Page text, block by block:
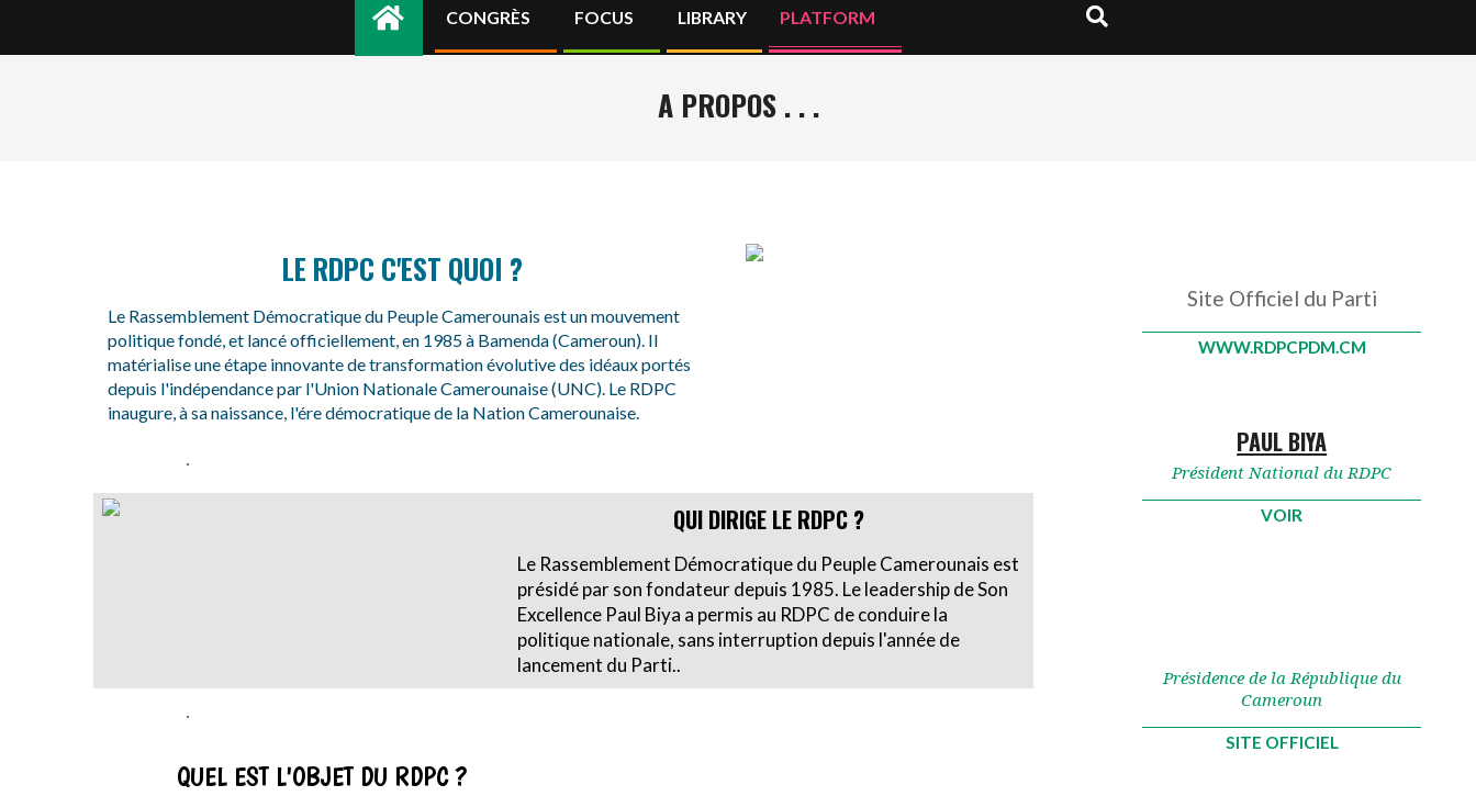
Primary
Navigation
CONGRÈS FOCUS LIBRARY PLATFORM Search
A PROPOS . . .
LE RDPC C'EST QUOI ?
Le Rassemblement Démocratique du Peuple Camerounais est un mouvement
politique fondé, et lancé officiellement, en 1985 à Bamenda (Cameroun). Il
matérialise une étape innovante de transformation évolutive des idéaux portés
depuis l'indépendance par l'Union Nationale Camerounaise (UNC). Le RDPC
inaugure, à sa naissance, l'ére démocratique de la Nation Camerounaise.
.
QUI DIRIGE LE RDPC ?
Le Rassemblement Démocratique du Peuple Camerounais est
présidé par son fondateur depuis 1985. Le leadership de Son
Excellence Paul Biya a permis au RDPC de conduire la
politique nationale, sans interruption depuis l'année de
lancement du Parti..
.
QUEL EST L'OBJET DU RDPC ?
Site Officiel du Parti
WWW.RDPCPDM.CM
PAUL BIYA
Président National du RDPC
VOIR
Présidence de la République du
Cameroun
SITE OFFICIEL